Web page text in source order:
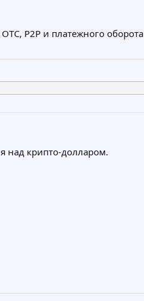
P2P и платежного оборота
над крипто-долларом.